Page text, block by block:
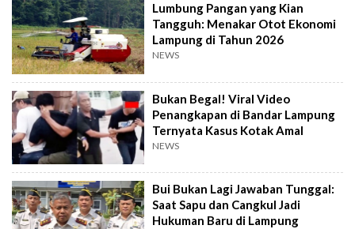
Lumbung Pangan yang Kian
Tangguh: Menakar Otot Ekonomi
Lampung di Tahun 2026
NEWS
Bukan Begal! Viral Video
Penangkapan di Bandar Lampung
Ternyata Kasus Kotak Amal
NEWS
Bui Bukan Lagi Jawaban Tunggal:
Saat Sapu dan Cangkul Jadi
Hukuman Baru di Lampung